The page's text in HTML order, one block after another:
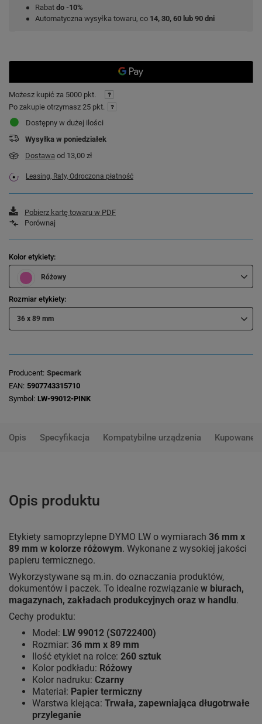
Rabat do -10%
Automatyczna wysyłka towaru, co 14, 30, 60 lub 90 dni
Możesz kupić za 5000 pkt.
Po zakupie otrzymasz 25 pkt.
Dostępny w dużej ilości
Wysyłka w poniedziałek
Dostawa od 13,00 zł
Leasing, Raty, Odroczona płatność
Pobierz kartę towaru w PDF
Porównaj
Kolor etykiety
Różowy
Rozmiar etykiety
36 x 89 mm
Producent Specmark
EAN 5907743315710
Symbol LW-99012-PINK
Opis Specyfikacja Kompatybilne urządzenia Kupowane
Opis produktu
Etykiety samoprzylepne DYMO LW o wymiarach 36 mm x
89 mm w kolorze różowym. Wykonane z wysokiej jakości
papieru termicznego.
Wykorzystywane są m.in. do oznaczania produktów,
dokumentów i paczek. To idealne rozwiązanie w biurach,
magazynach, zakładach produkcyjnych oraz w handlu.
Cechy produktu:
Model: LW 99012 (S0722400)
Rozmiar: 36 mm x 89 mm
Ilość etykiet na rolce: 260 sztuk
Kolor podkładu: Różowy
Kolor nadruku: Czarny
Materiał: Papier termiczny
Warstwa klejąca: Trwała, zapewniająca długotrwałe
przyleganie